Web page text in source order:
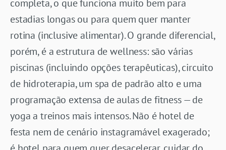
completa, o que funciona muito bem para
estadias longas ou para quem quer manter
rotina (inclusive alimentar). O grande diferencial,
porém, é a estrutura de wellness: são várias
piscinas (incluindo opções terapêuticas), circuito
de hidroterapia, um spa de padrão alto e uma
programação extensa de aulas de fitness — de
yoga a treinos mais intensos. Não é hotel de
festa nem de cenário instagramável exagerado;